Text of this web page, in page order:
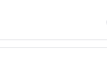
ห้องสแตนดาร์ดดับเบิล